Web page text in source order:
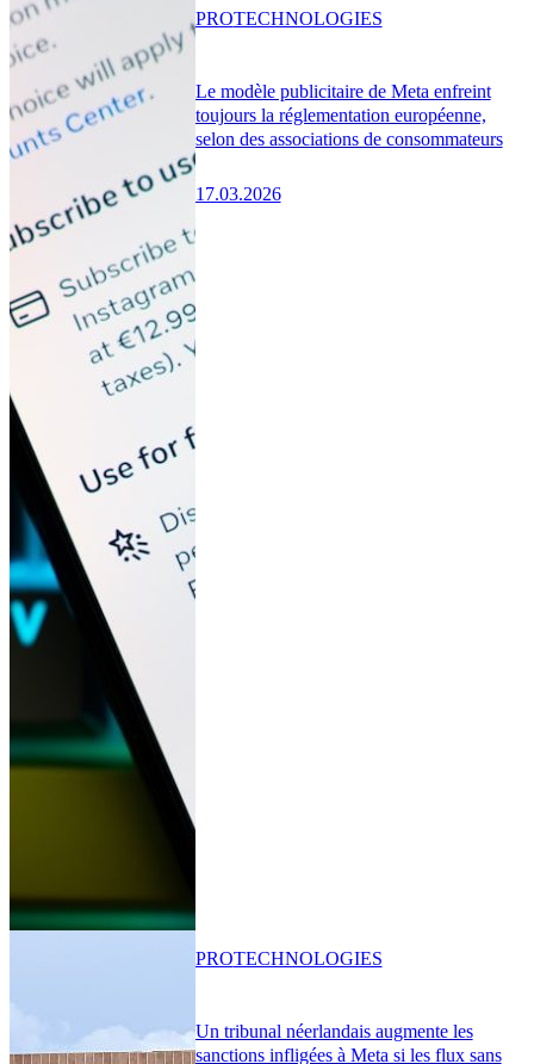
Le modèle publicitaire de Meta enfreint
toujours la réglementation européenne,
selon des associations de consommateurs
17.03.2026
PROTECHNOLOGIES
Un tribunal néerlandais augmente les
sanctions infligées à Meta si les flux sans
PROTECHNOLOGIES